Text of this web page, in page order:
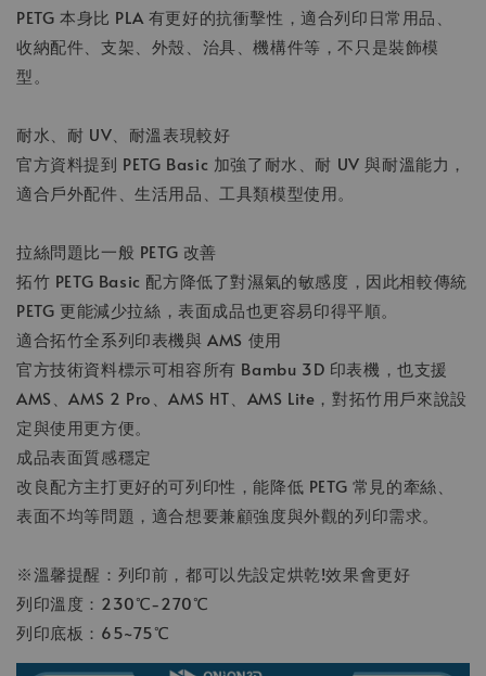
PETG 本身比 PLA 有更好的抗衝擊性，適合列印日常用品、
收納配件、支架、外殼、治具、機構件等，不只是裝飾模
型。
耐水、耐 UV、耐溫表現較好
官方資料提到 PETG Basic 加強了耐水、耐 UV 與耐溫能力，
適合戶外配件、生活用品、工具類模型使用。
拉絲問題比一般 PETG 改善
拓竹 PETG Basic 配方降低了對濕氣的敏感度，因此相較傳統
PETG 更能減少拉絲，表面成品也更容易印得平順。
適合拓竹全系列印表機與 AMS 使用
官方技術資料標示可相容所有 Bambu 3D 印表機，也支援
AMS、AMS 2 Pro、AMS HT、AMS Lite，對拓竹用戶來說設
定與使用更方便。
成品表面質感穩定
改良配方主打更好的可列印性，能降低 PETG 常見的牽絲、
表面不均等問題，適合想要兼顧強度與外觀的列印需求。
※溫馨提醒：列印前，都可以先設定烘乾!效果會更好
列印溫度：230℃-270℃
列印底板：65~75℃